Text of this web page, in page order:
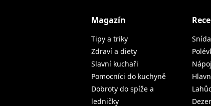
Magazín
Tipy a triky
Zdraví a diety
Slavní kuchaři
Pomocníci do kuchyně
Dobroty do spíže a
ledničky